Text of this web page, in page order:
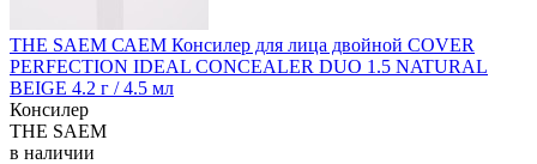
THE SAEM САЕМ Консилер для лица двойной COVER
PERFECTION IDEAL CONCEALER DUO 1.5 NATURAL
BEIGE 4.2 г / 4.5 мл
Консилер
THE SAEM
в наличии